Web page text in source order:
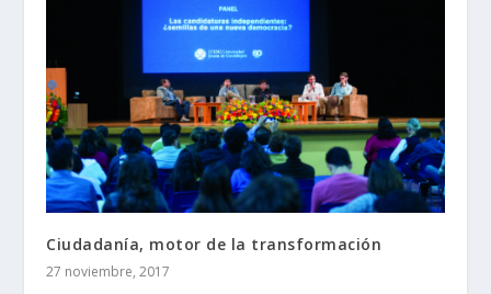
Ciudadanía, motor de la transformación
27 noviembre, 2017